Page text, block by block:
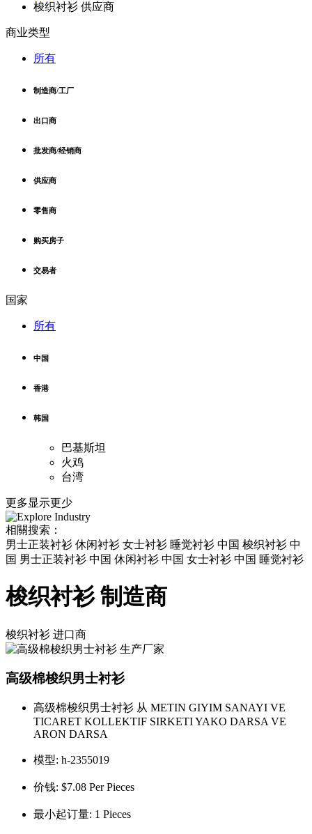
梭织衬衫 供应商
商业类型
所有
制造商/工厂
出口商
批发商/经销商
供应商
零售商
购买房子
交易者
国家
所有
中国
香港
韩国
巴基斯坦
火鸡
台湾
更多显示更少
相關搜索：
男士正装衬衫 休闲衬衫 女士衬衫 睡觉衬衫 中国 梭织衬衫 中
国 男士正装衬衫 中国 休闲衬衫 中国 女士衬衫 中国 睡觉衬衫
梭织衬衫 制造商
梭织衬衫 进口商
高级棉梭织男士衬衫
高级棉梭织男士衬衫 从 METIN GIYIM SANAYI VE
TICARET KOLLEKTIF SIRKETI YAKO DARSA VE
ARON DARSA
模型: h-2355019
价钱: $7.08 Per Pieces
最小起订量: 1 Pieces